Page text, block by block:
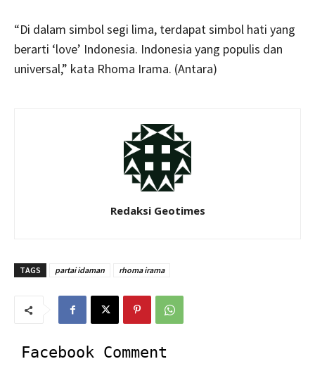
“Di dalam simbol segi lima, terdapat simbol hati yang
berarti ‘love’ Indonesia. Indonesia yang populis dan
universal,” kata Rhoma Irama. (Antara)
Redaksi Geotimes
TAGS partai idaman rhoma irama
Facebook Comment